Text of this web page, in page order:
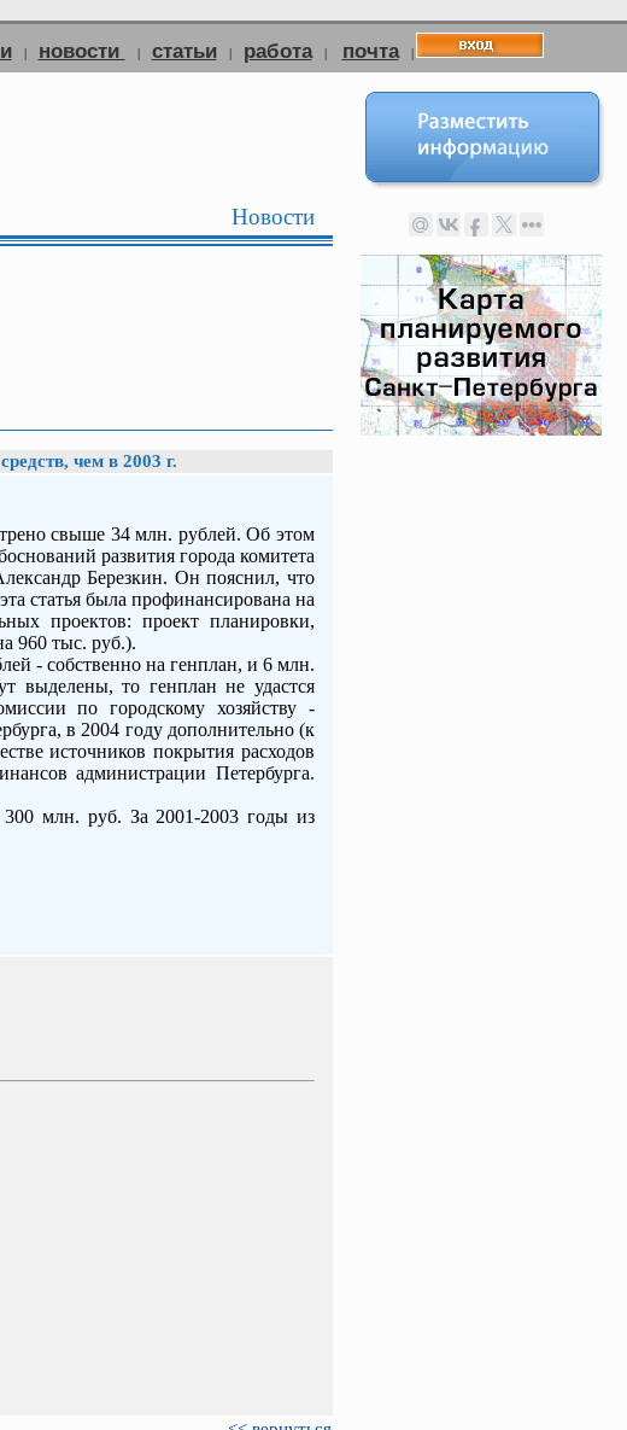
| новости | статьи | работа | почта |
Новости
чем в 2003 г.
свыше 34 млн. рублей. Об этом
развития города комитета
Березкин. Он пояснил, что
статья была профинансирована на
проектов: проект планировки,
960 тыс. руб.).
- собственно на генплан, и 6 млн.
выделены, то генплан не удастся
по городскому хозяйству -
в 2004 году дополнительно (к
источников покрытия расходов
администрации Петербурга.
300 млн. руб. За 2001-2003 годы из